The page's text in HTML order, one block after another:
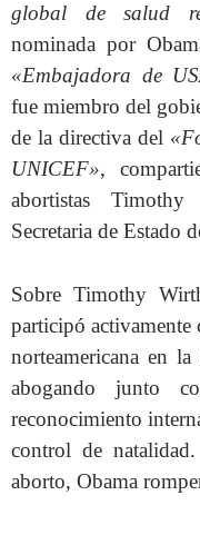
global de salud
nominada por
«Embajadora de
fue miembro del
de la directiva del
UNICEF»,
abortistas
Secretaria de
Sobre Timothy
participó activamente
norteamericana en
abogando junto
reconocimiento
control de
aborto, Obama